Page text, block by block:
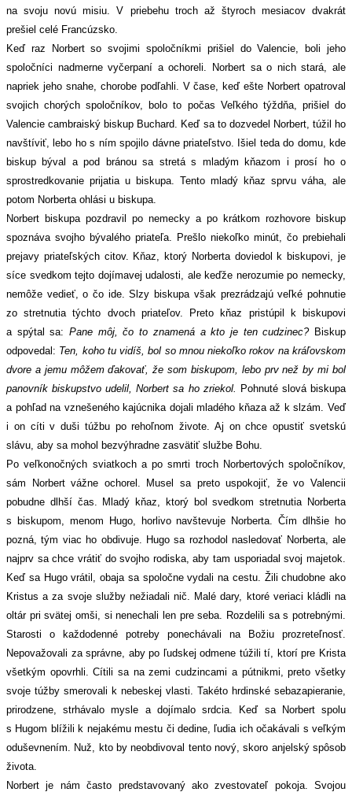
na svoju novú misiu. V priebehu troch až štyroch mesiacov dvakrát
prešiel celé Francúzsko.
Keď raz Norbert so svojimi spoločníkmi prišiel do Valencie, boli jeho
spoločníci nadmerne vyčerpaní a ochoreli. Norbert sa o nich stará, ale
napriek jeho snahe, chorobe podľahli. V čase, keď ešte Norbert opatroval
svojich chorých spoločníkov, bolo to počas Veľkého týždňa, prišiel do
Valencie cambraiský biskup Buchard. Keď sa to dozvedel Norbert, túžil ho
navštíviť, lebo ho s ním spojilo dávne priateľstvo. Išiel teda do domu, kde
biskup býval a pod bránou sa stretá s mladým kňazom i prosí ho o
sprostredkovanie prijatia u biskupa. Tento mladý kňaz sprvu váha, ale
potom Norberta ohlási u biskupa.
Norbert biskupa pozdravil po nemecky a po krátkom rozhovore biskup
spoznáva svojho bývalého priateľa. Prešlo niekoľko minút, čo prebiehali
prejavy priateľských citov. Kňaz, ktorý Norberta doviedol k biskupovi, je
síce svedkom tejto dojímavej udalosti, ale keďže nerozumie po nemecky,
nemôže vedieť, o čo ide. Slzy biskupa však prezrádzajú veľké pohnutie
zo stretnutia týchto dvoch priateľov. Preto kňaz pristúpil k biskupovi
a spýtal sa:Pane môj, čo to znamená a kto je ten cudzinec? Biskup
odpovedal: Ten, koho tu vidíš, bol so mnou niekoľko rokov na kráľovskom
dvore a jemu môžem ďakovať, že som biskupom, lebo prv než by mi bol
panovník biskupstvo udelil, Norbert sa ho zriekol.
Pohnuté slová biskupa
a pohľad na vznešeného kajúcnika dojali mladého kňaza až k slzám. Veď
i on cíti v duši túžbu po rehoľnom živote. Aj on chce opustiť svetskú
slávu, aby sa mohol bezvýhradne zasvätiť službe Bohu.
Po veľkonočných sviatkoch a po smrti troch Norbertových spoločníkov,
sám Norbert vážne ochorel. Musel sa preto uspokojiť, že vo Valencii
pobudne dlhší čas. Mladý kňaz, ktorý bol svedkom stretnutia Norberta
s biskupom, menom Hugo, horlivo navštevuje Norberta. Čím dlhšie ho
pozná, tým viac ho obdivuje. Hugo sa rozhodol nasledovať Norberta, ale
najprv sa chce vrátiť do svojho rodiska, aby tam usporiadal svoj majetok.
Keď sa Hugo vrátil, obaja sa spoločne vydali na cestu. Žili chudobne ako
Kristus a za svoje služby nežiadali nič. Malé dary, ktoré veriaci kládli na
oltár pri svätej omši, si nenechali len pre seba. Rozdelili sa s potrebnými.
Starosti o každodenné potreby ponechávali na Božiu prozreteľnosť.
Nepovažovali za správne, aby po ľudskej odmene túžili tí, ktorí pre Krista
všetkým opovrhli. Cítili sa na zemi cudzincami a pútnikmi, preto všetky
svoje túžby smerovali k nebeskej vlasti. Takéto hrdinské sebazapieranie,
prirodzene, strhávalo mysle a dojímalo srdcia. Keď sa Norbert spolu
s Hugom blížili k nejakému mestu či dedine, ľudia ich očakávali s veľkým
oduševnením. Nuž, kto by neobdivoval tento nový, skoro anjelský spôsob
života.
Norbert je nám často predstavovaný ako zvestovateľ pokoja. Svojou